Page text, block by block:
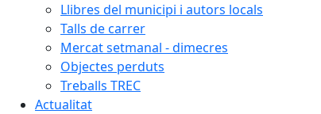
Llibres del municipi i autors locals
Talls de carrer
Mercat setmanal - dimecres
Objectes perduts
Treballs TREC
Actualitat